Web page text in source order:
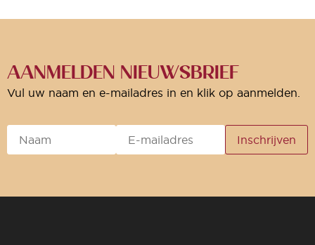
AANMELDEN NIEUWSBRIEF
Vul uw naam en e-mailadres in en klik op aanmelden.